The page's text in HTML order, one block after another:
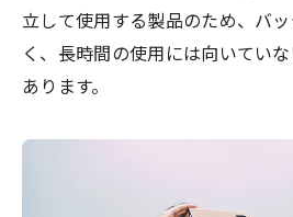
立して使用する製品のため、バ
く、長時間の使用には向いてい
あります。